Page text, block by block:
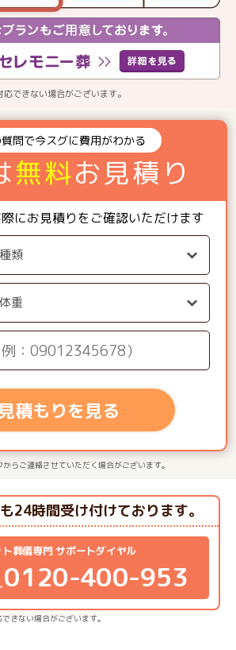
できない場合がございます。
問で今スグに費用がわかる
無料お見積り
にお見積りをご確認いただけます
見積もりを見る
らご連絡させていただく場合がございます。
葬儀専門 サポートダイヤル
0120-400-953
24時間受け付けております。
きない場合がございます。